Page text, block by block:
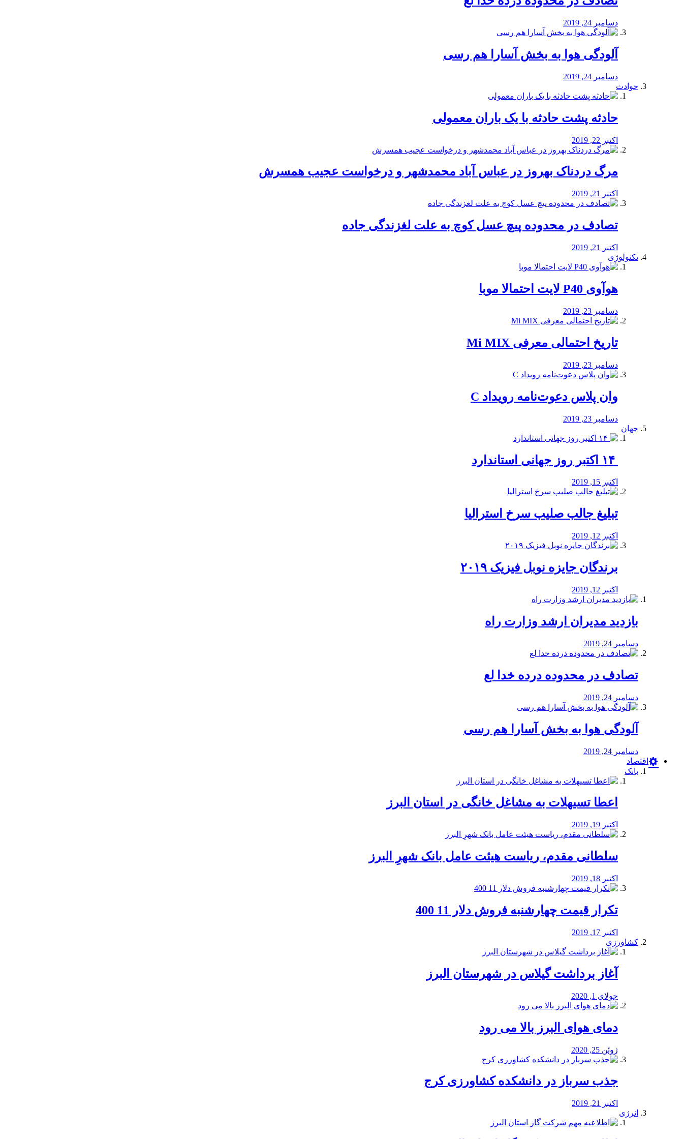
دسامبر 24, 2019
آلودگی هوا به بخش آسارا هم رسی
دسامبر 24, 2019
حوادث
️حادثه پشت حادثه با یک باران معمولی
اکتبر 22, 2019
مرگ دردناک بهروز در عباس آباد محمدشهر و درخواست عجیب همسرش
اکتبر 21, 2019
تصادف در محدوده پیچ عسل کوچ به علت لغزندگی جاده
اکتبر 21, 2019
تکنولوژی
هوآوی P40 لایت احتمالا موبا
دسامبر 23, 2019
تاریخ احتمالی معرفی Mi MIX
دسامبر 23, 2019
وان پلاس دعوت‌نامه رویداد C
دسامبر 23, 2019
جهان
اکتبر 15, 2019
تبلیغ جالب صلیب سرخ استرالیا
اکتبر 12, 2019
برندگان جایزه نوبل فیزیک ۲۰۱۹
اکتبر 12, 2019
بازدید مدیران ارشد وزارت راه
دسامبر 24, 2019
تصادف در محدوده درده خدا لع
دسامبر 24, 2019
آلودگی هوا به بخش آسارا هم رسی
دسامبر 24, 2019
اقتصاد
بانک
️اعطا تسیهلات به مشاغل خانگی در استان البرز
اکتبر 19, 2019
سلطانی مقدم، ریاست هیئت عامل بانک شهرِ البرز
اکتبر 18, 2019
تکرار قیمت چهارشنبه فروش دلار 11 400
اکتبر 17, 2019
کشاورزی
آغاز برداشت گیلاس در شهرستان البرز
جولای 1, 2020
دمای هوای البرز بالا می رود
ژوئن 25, 2020
جذب سرباز در دانشکده کشاورزی کرج
اکتبر 21, 2019
انرژی